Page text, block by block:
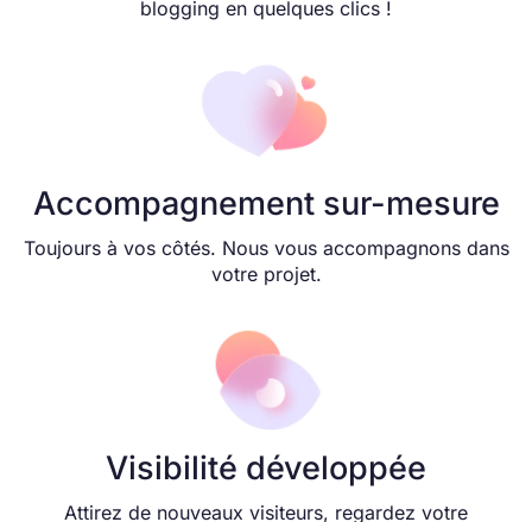
blogging en quelques clics !
Accompagnement sur-mesure
Toujours à vos côtés. Nous vous accompagnons dans
votre projet.
Visibilité développée
Attirez de nouveaux visiteurs, regardez votre